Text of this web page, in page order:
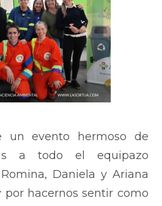
un evento hermoso de
a todo el equipazo
Daniela y Ariana
por hacernos sentir como